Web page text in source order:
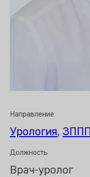
Направление
Урология, ЗППП
Должность
Врач-уролог